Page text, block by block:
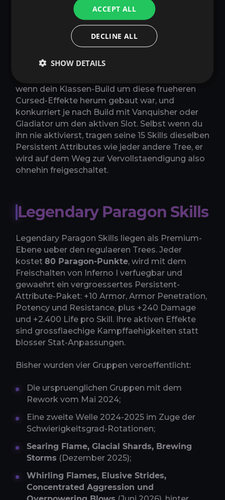
Hinzugefuegt am 17. Dezember 2025, als das
Cursed-Items-System eingestellt wurde: Die
staerksten und build-praegendsten Cursed
Attributes wurden in diese dedizierte
Purification Shards wurden 1:1 gegen Beguiling
Dust eintauschbar. Maledictor ist die Wahl,
wenn dein Klassen-Build um diese frueheren
Cursed-Effekte herum gebaut war, und
konkurriert je nach Build mit Vanquisher oder
Gladiator um den aktiven Slot. Selbst wenn du
ihn nie aktivierst, tragen seine 15 Skills dieselben
Persistent Attributes wie jeder andere Tree, er
wird auf dem Weg zur Vervollstaendigung also
ohnehin freigeschaltet.
Legendary Paragon Skills
Legendary Paragon Skills liegen als Premium-
Ebene ueber den regulaeren Trees. Jeder
kostet 80 Paragon-Punkte, wird mit dem
Freischalten von Inferno I verfuegbar und
gewaehrt ein vergroessertes Persistent-
Attribute-Paket: +10 Armor, Armor Penetration,
Potency und Resistance, plus +240 Damage
und +2.400 Life pro Skill. Ihre aktiven Effekte
sind grossflaechige Kampffaehigkeiten statt
blosser Stat-Anpassungen.
Bisher wurden vier Gruppen veroeffentlicht:
Die urspruenglichen Gruppen mit dem
Rework vom Mai 2024;
Eine zweite Welle 2024-2025 im Zuge der
Schwierigkeitsgrad-Rotationen;
Searing Flame, Glacial Shards, Brewing
Storms (Dezember 2025);
Whirling Flames, Elusive Strides,
Concentrated Aggression und
ACCEPT ALL
DECLINE ALL
SHOW DETAILS